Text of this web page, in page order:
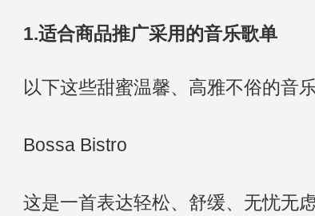
1.适合商品推广采用的音乐歌单
以下这些甜蜜温馨、高雅不俗的音
Bossa Bistro
这是一首表达轻松、舒缓、无忧无